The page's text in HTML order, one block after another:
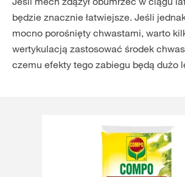
będzie znacznie łatwiejsze. Jeśli
mocno porośnięty chwastami, warto
wertykulacją zastosować środek
czemu efekty tego zabiegu będą dużo